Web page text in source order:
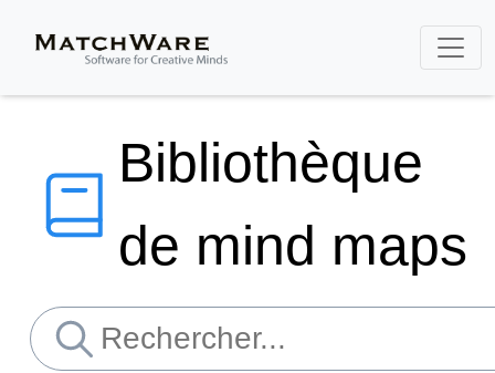
Bibliothèque
de mind maps